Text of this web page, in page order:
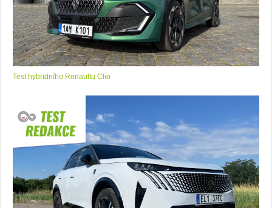
Test hybridního Renaultu Clio